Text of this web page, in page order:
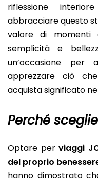
riflessione
abbracciare questo
valore di
semplicità e
un’occasione
apprezzare ciò
acquista significato
Perché
Optare perviaggi
del proprio